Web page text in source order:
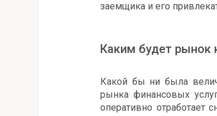
заемщика и его
Каким будет рынок
Какой бы ни была
рынка финансовых
оперативно отработает